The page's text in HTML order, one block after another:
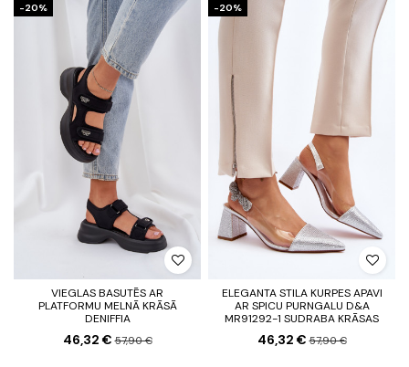
-20%
VIEGLAS BASUTĒS AR
PLATFORMU MELNĀ KRĀSĀ
DENIFFIA
46,32 €57,90 €
-20%
ELEGANTA STILA KURPES APAVI
AR SPICU PURNGALU D&A
MR91292-1 SUDRABA KRĀSAS
46,32 €57,90 €